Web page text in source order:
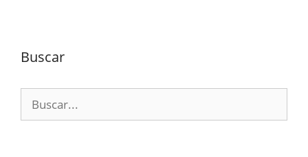
Buscar